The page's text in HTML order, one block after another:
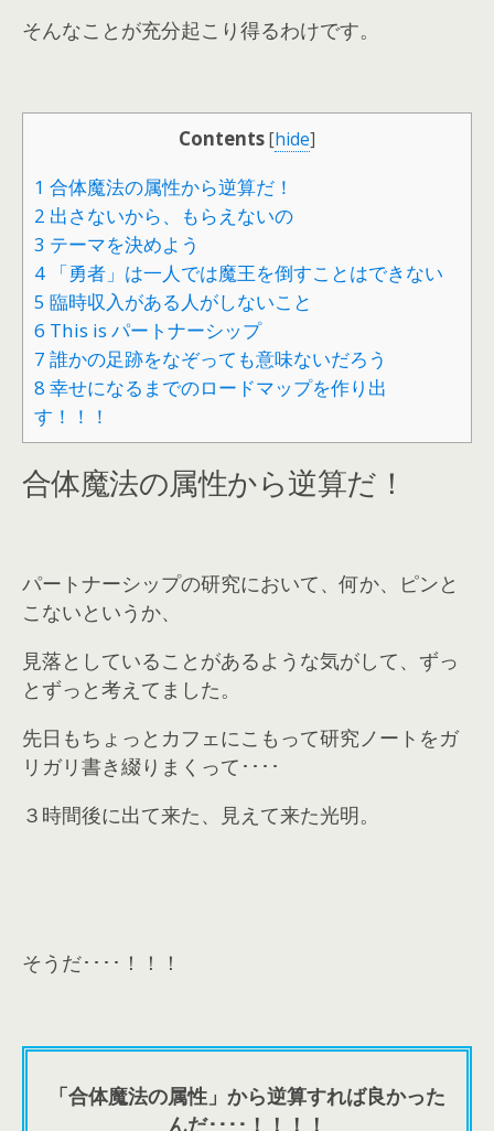
そんなことが充分起こり得るわけです。
Contents[hide]
1 合体魔法の属性から逆算だ！
2 出さないから、もらえないの
3 テーマを決めよう
4 「勇者」は一人では魔王を倒すことはできない
5 臨時収入がある人がしないこと
6 This is パートナーシップ
7 誰かの足跡をなぞっても意味ないだろう
8 幸せになるまでのロードマップを作り出
す！！！
合体魔法の属性から逆算だ！
パートナーシップの研究において、何か、ピンと
こないというか、
見落としていることがあるような気がして、ずっ
とずっと考えてました。
先日もちょっとカフェにこもって研究ノートをガ
リガリ書き綴りまくって････
３時間後に出て来た、見えて来た光明。
そうだ････！！！
「合体魔法の属性」から逆算すれば良かった
んだ････！！！！